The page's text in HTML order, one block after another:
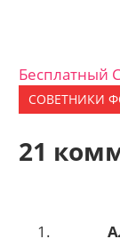
Бесплатный
СОВЕТНИКИ
21